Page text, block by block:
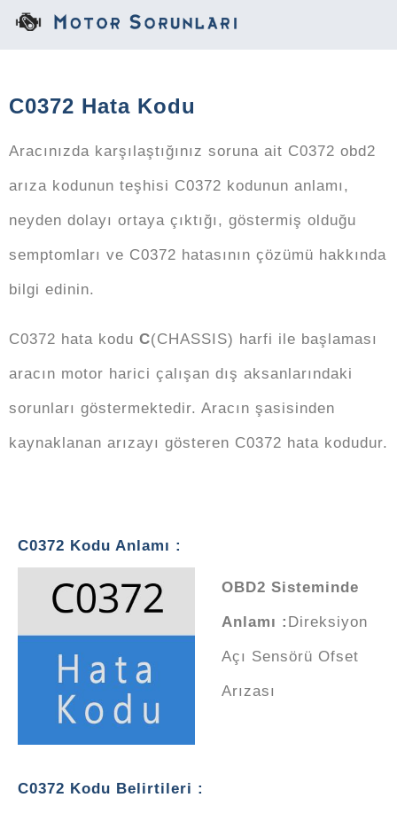
C0372 Hata Kodu
Aracınızda karşılaştığınız soruna ait C0372 obd2
arıza kodunun teşhisi C0372 kodunun anlamı,
neyden dolayı ortaya çıktığı, göstermiş olduğu
semptomları ve C0372 hatasının çözümü hakkında
bilgi edinin.
C0372 hata kodu C(CHASSIS) harfi ile başlaması
aracın motor harici çalışan dış aksanlarındaki
sorunları göstermektedir. Aracın şasisinden
kaynaklanan arızayı gösteren C0372 hata kodudur.
C0372 Kodu Anlamı :
OBD2 Sisteminde
Anlamı : Direksiyon
Açı Sensörü Ofset
Arızası
C0372 Kodu Belirtileri :